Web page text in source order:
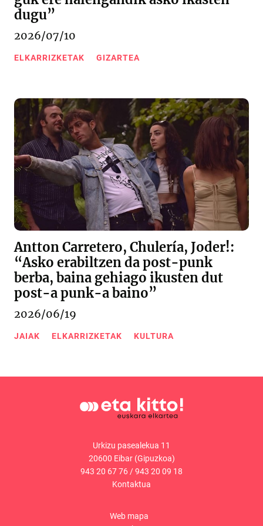
dugu”
2026/07/10
ELKARRIZKETAK GIZARTEA
Antton Carretero, Chulería, Joder!:
“Asko erabiltzen da post-punk
berba, baina gehiago ikusten dut
post-a punk-a baino”
2026/06/19
JAIAK ELKARRIZKETAK KULTURA
Urkizu pasealekua 11
20600 Eibar (Gipuzkoa)
943 20 67 76/943 20 09 18
Kontaktua
Web mapa